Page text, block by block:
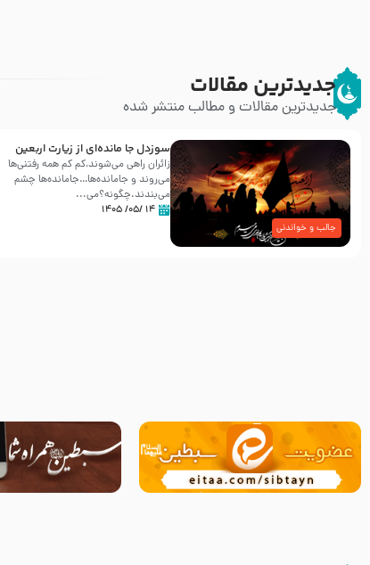
جدیدترین مقالات
جدیدترین مقالات و مطالب منتشر شده
جالب و خواندنی
سوزدل جا مانده‌ای از زیارت اربعین
زائران راهی می‌شوند،کم‌ کم همه رفتنی‌ها
می‌روند و جامانده‌ها…جامانده‌ها چشم
می‌بندند.چگونه؟می‌...
۱۴ /۰۵/ ۱۴۰۵